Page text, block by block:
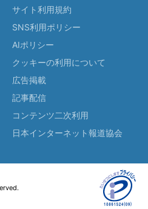
サイト利用規約
SNS利用ポリシー
AIポリシー
クッキーの利用について
広告掲載
記事配信
コンテンツ二次利用
日本インターネット報道協会